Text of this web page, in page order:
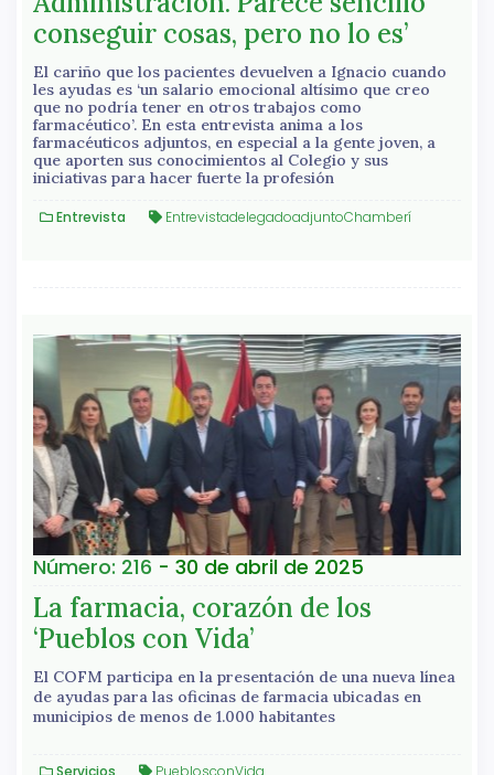
conseguir cosas, pero no lo es’
El cariño que los pacientes devuelven a Ignacio cuando
les ayudas es ‘un salario emocional altísimo que creo
que no podría tener en otros trabajos como
farmacéutico’. En esta entrevista anima a los
farmacéuticos adjuntos, en especial a la gente joven, a
que aporten sus conocimientos al Colegio y sus
iniciativas para hacer fuerte la profesión
Entrevista EntrevistadelegadoadjuntoChamberí
Número: 216 - 30 de abril de 2025
La farmacia, corazón de los
‘Pueblos con Vida’
El COFM participa en la presentación de una nueva línea
de ayudas para las oficinas de farmacia ubicadas en
municipios de menos de 1.000 habitantes
Servicios PueblosconVida